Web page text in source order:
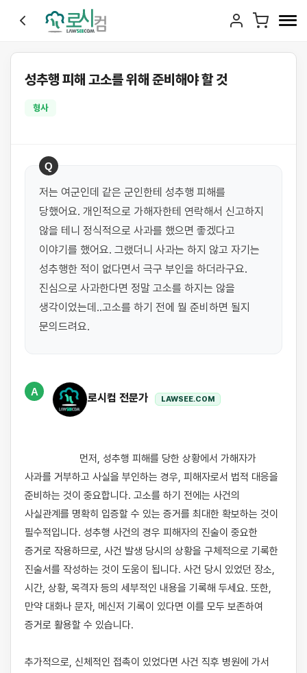
성추행 피해 고소를 위해 준비해야 할 것
형사
Q
저는 여군인데 같은 군인한테 성추행 피해를
당했어요. 개인적으로 가해자한테 연락해서 신고하지
않을 테니 정식적으로 사과를 했으면 좋겠다고
이야기를 했어요. 그랬더니 사과는 하지 않고 자기는
성추행한 적이 없다면서 극구 부인을 하더라구요.
진심으로 사과한다면 정말 고소를 하지는 않을
생각이었는데..고소를 하기 전에 뭘 준비하면 될지
문의드려요.
A
로시컴 전문가 LAWSEE.COM
사과를 거부하고 사실을 부인하는 경우, 피해자로서 법적 대응을
준비하는 것이 중요합니다. 고소를 하기 전에는 사건의
사실관계를 명확히 입증할 수 있는 증거를 최대한 확보하는 것이
필수적입니다. 성추행 사건의 경우 피해자의 진술이 중요한
증거로 작용하므로, 사건 발생 당시의 상황을 구체적으로 기록한
진술서를 작성하는 것이 도움이 됩니다. 사건 당시 있었던 장소,
시간, 상황, 목격자 등의 세부적인 내용을 기록해 두세요. 또한,
만약 대화나 문자, 메신저 기록이 있다면 이를 모두 보존하여
증거로 활용할 수 있습니다.
추가적으로, 신체적인 접촉이 있었다면 사건 직후 병원에 가서